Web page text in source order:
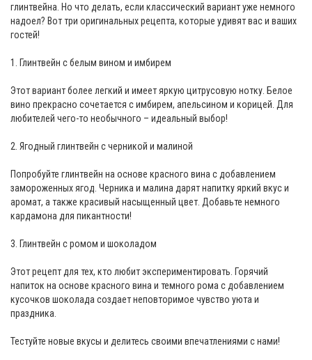
глинтвейна. Но что делать, если классический вариант уже немного
надоел? Вот три оригинальных рецепта, которые удивят вас и ваших
гостей!
1. Глинтвейн с белым вином и имбирем
Этот вариант более легкий и имеет яркую цитрусовую нотку. Белое
вино прекрасно сочетается с имбирем, апельсином и корицей. Для
любителей чего-то необычного – идеальный выбор!
2. Ягодный глинтвейн с черникой и малиной
Попробуйте глинтвейн на основе красного вина с добавлением
замороженных ягод. Черника и малина дарят напитку яркий вкус и
аромат, а также красивый насыщенный цвет. Добавьте немного
кардамона для пикантности!
3. Глинтвейн с ромом и шоколадом
Этот рецепт для тех, кто любит экспериментировать. Горячий
напиток на основе красного вина и темного рома с добавлением
кусочков шоколада создает неповторимое чувство уюта и
праздника.
Тестуйте новые вкусы и делитесь своими впечатлениями с нами!